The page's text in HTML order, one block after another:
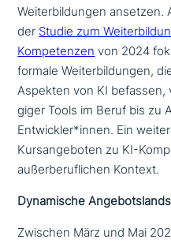
Weiterbildungen ansetzen.
der Studie zum
Kompetenzen von 2024
formale Weiterbildungen,
Aspekten von KI
gi­ger Tools im Beruf bis zu
Entwickler*innen. Ein
Kursangeboten zu KI-
außer­be­ruf­li­chen Kontext.
Dynamische
Zwischen März und Mai